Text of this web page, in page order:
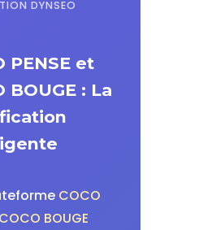
DYNSEO
PENSE et
BOUGE : La
COCO
BOUGE